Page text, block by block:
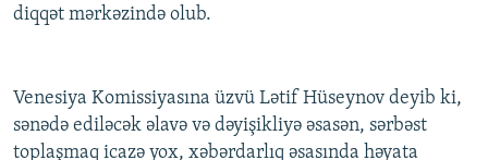
diqqət mərkəzində olub.
Venesiya Komissiyasına üzvü Lətif Hüseynov deyib ki,
sənədə ediləcək əlavə və dəyişikliyə əsasən, sərbəst
toplaşmaq icazə yox, xəbərdarlıq əsasında həyata